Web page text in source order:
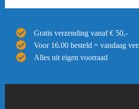
Gratis verzending vanaf € 50,-
Voor 16.00 besteld = vandaag
Alles uit eigen voorraad